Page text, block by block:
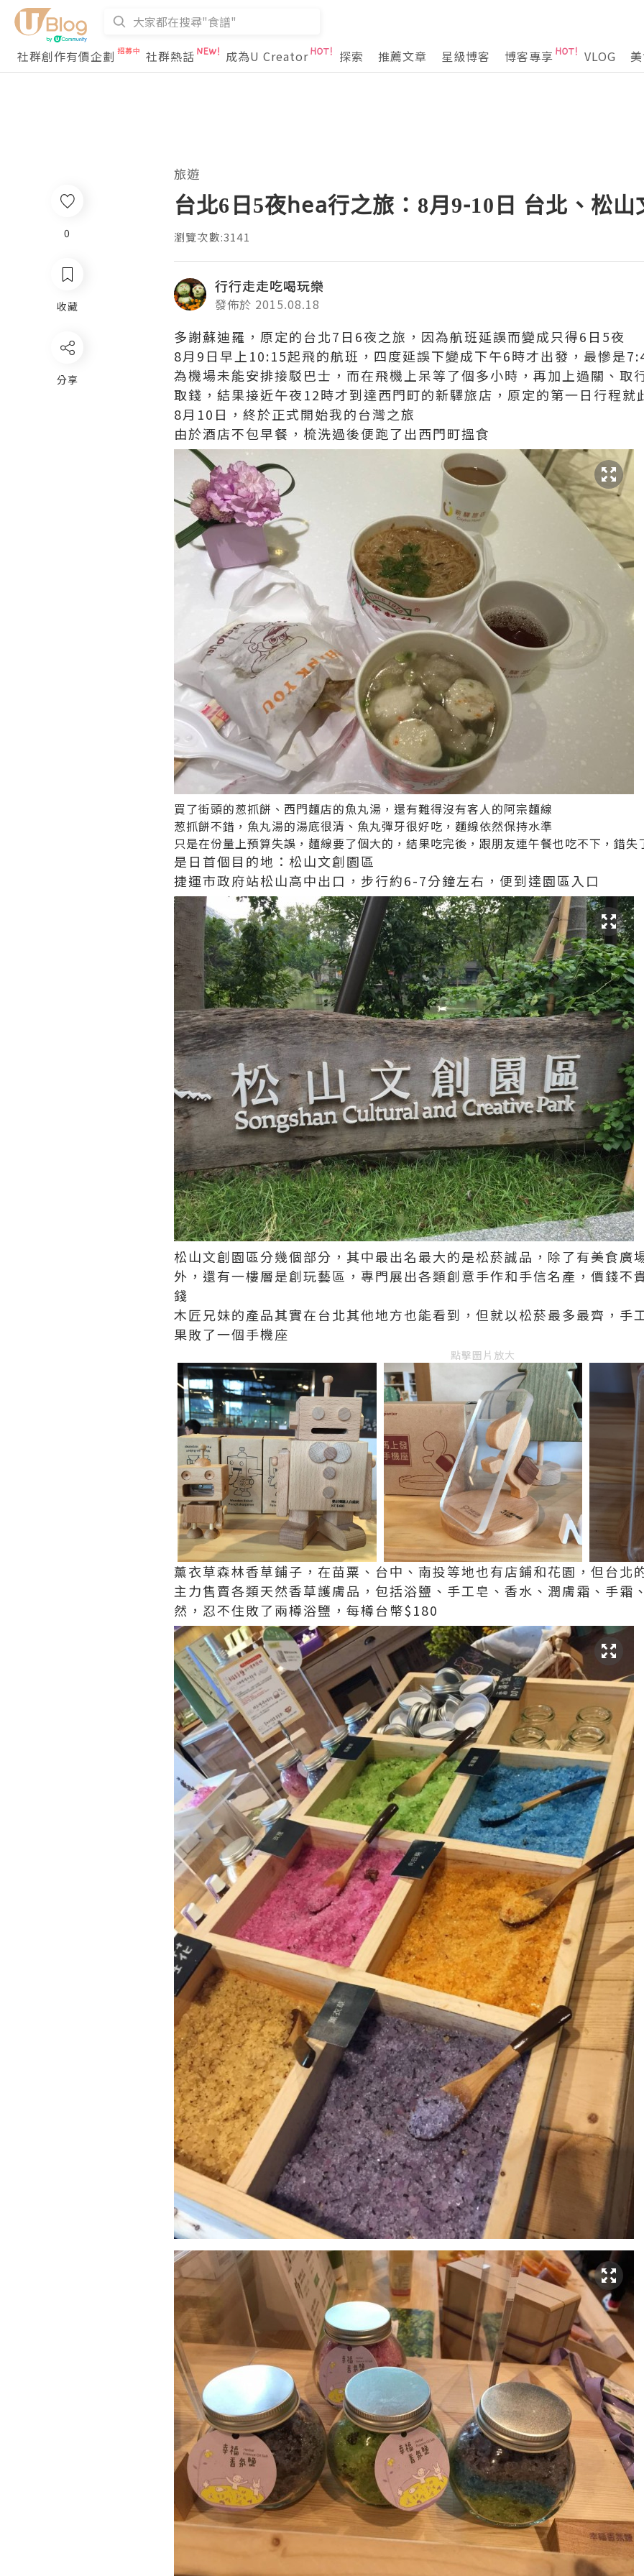
社群創作有價企劃
社群熱話 成為U Creator 探索 推薦文章 星級博客 博客專享 VLOG
0
收藏
分享
旅遊
台北6日5夜hea行之旅：8月9-10日 台北、松山
瀏覽次數:3141
行行走走吃喝玩樂
發佈於 2015.08.18
多謝蘇迪羅，原定的台北7日6夜之旅，因為航班延誤而變成只得6日5夜
8月9日早上10:15起飛的航班，四度延誤下變成下午6時才出發，最慘是
為機場未能安排接駁巴士，而在飛機上呆等了個多小時，再加上過關、取
取錢，結果接近午夜12時才到達西門町的新驛旅店，原定的第一日行程就
8月10日，終於正式開始我的台灣之旅
由於酒店不包早餐，梳洗過後便跑了出西門町搵食
買了街頭的葱抓餅、西門麵店的魚丸湯，還有難得沒有客人的阿宗麵線
葱抓餅不錯，魚丸湯的湯底很清、魚丸彈牙很好吃，麵線依然保持水準
只是在份量上預算失誤，麵線要了個大的，結果吃完後，跟朋友連午餐也吃不下，錯失
是日首個目的地：松山文創園區
捷運市政府站松山高中出口，步行約6-7分鐘左右，便到達園區入口
松山文創園區分幾個部分，其中最出名最大的是松菸誠品，除了有美食廣
外，還有一樓層是創玩藝區，專門展出各類創意手作和手信名產，價錢不
錢
木匠兄妹的產品其實在台北其他地方也能看到，但就以松菸最多最齊，手
果敗了一個手機座
點擊圖片放大
薰衣草森林香草鋪子，在苗粟、台中、南投等地也有店鋪和花園，但台北
主力售賣各類天然香草護膚品，包括浴鹽、手工皂、香水、潤膚霜、手霜
然，忍不住敗了兩樽浴鹽，每樽台幣$180